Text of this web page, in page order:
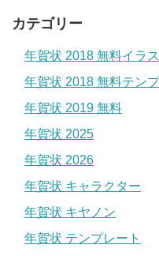
カテゴリー
年賀状 2018 無料イラ
年賀状 2018 無料テン
年賀状 2019 無料
年賀状 2025
年賀状 2026
年賀状 キャラクター
年賀状 キヤノン
年賀状 テンプレート